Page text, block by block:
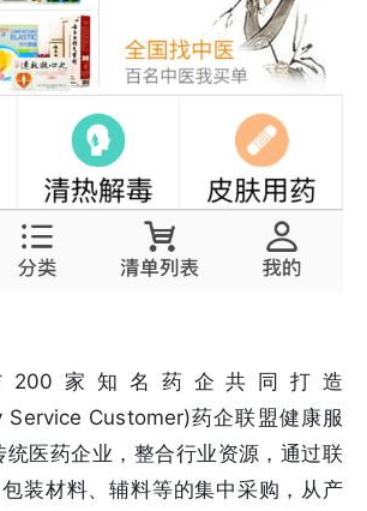
200家知名药企共同打造
Service Customer)药企联盟健康服
统医药企业，整合行业资源，通过联
装材料、辅料等的集中采购，从产